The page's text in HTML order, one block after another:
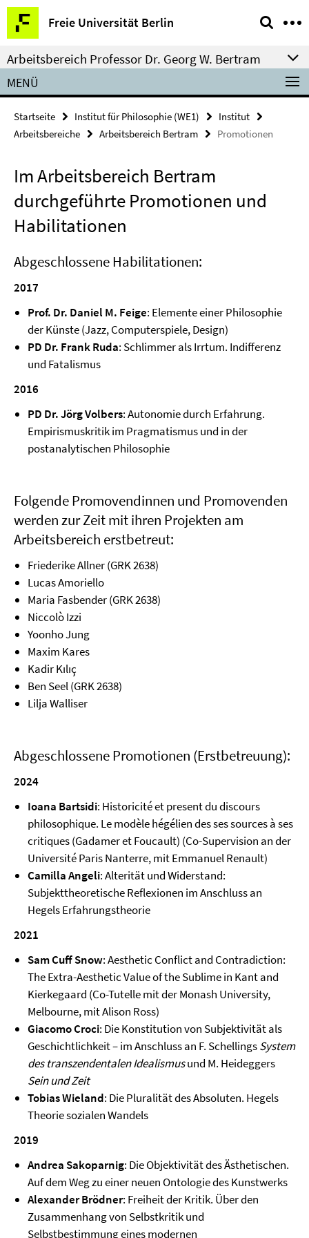
Springe
direkt
zu
Inhalt
Freie Universität Berlin
Service-
Navigation
Arbeitsbereich Professor Dr. Georg W. Bertram
MENÜ
Startseite Institut für Philosophie (WE1)
Institut
Arbeitsbereiche
Arbeitsbereich Bertram Promotionen
Im Arbeitsbereich Bertram
durchgeführte Promotionen und
Habilitationen
Abgeschlossene Habilitationen:
2017
Prof. Dr. Daniel M. Feige: Elemente einer Philosophie
der Künste (Jazz, Computerspiele, Design)
PD Dr. Frank Ruda: Schlimmer als Irrtum. Indifferenz
und Fatalismus
2016
PD Dr. Jörg Volbers: Autonomie durch Erfahrung.
Empirismuskritik im Pragmatismus und in der
postanalytischen Philosophie
Folgende Promovendinnen und Promovenden
werden zur Zeit mit ihren Projekten am
Arbeitsbereich erstbetreut:
Friederike Allner (GRK 2638)
Lucas Amoriello
Maria Fasbender (GRK 2638)
Niccolò Izzi
Yoonho Jung
Maxim Kares
Kadir Kılıç
Ben Seel (GRK 2638)
Lilja Walliser
Abgeschlossene Promotionen (Erstbetreuung):
2024
Ioana Bartsidi: Historicité et present du discours
philosophique. Le modèle hégélien des ses sources à ses
critiques (Gadamer et Foucault) (Co-Supervision an der
Université Paris Nanterre, mit Emmanuel Renault)
Camilla Angeli: Alterität und Widerstand:
Subjekttheoretische Reflexionen im Anschluss an
Hegels Erfahrungstheorie
2021
Sam Cuff Snow: Aesthetic Conflict and Contradiction:
The Extra-Aesthetic Value of the Sublime in Kant and
Kierkegaard (Co-Tutelle mit der Monash University,
Melbourne, mit Alison Ross)
Giacomo Croci: Die Konstitution von Subjektivität als
Geschichtlichkeit – im Anschluss an F. SchellingsSystem
des transzendentalen Idealismusund M. Heideggers
Sein und Zeit
Tobias Wieland: Die Pluralität des Absoluten. Hegels
Theorie sozialen Wandels
2019
Andrea Sakoparnig: Die Objektivität des Ästhetischen.
Auf dem Weg zu einer neuen Ontologie des Kunstwerks
Alexander Brödner: Freiheit der Kritik. Über den
Zusammenhang von Selbstkritik und
Selbstbestimmung eines modernen